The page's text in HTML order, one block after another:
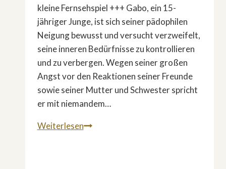
kleine Fernsehspiel +++ Gabo, ein 15-
jähriger Junge, ist sich seiner pädophilen
Neigung bewusst und versucht verzweifelt,
seine inneren Bedürfnisse zu kontrollieren
und zu verbergen. Wegen seiner großen
Angst vor den Reaktionen seiner Freunde
sowie seiner Mutter und Schwester spricht
er mit niemandem…
WeiterlesenFilm